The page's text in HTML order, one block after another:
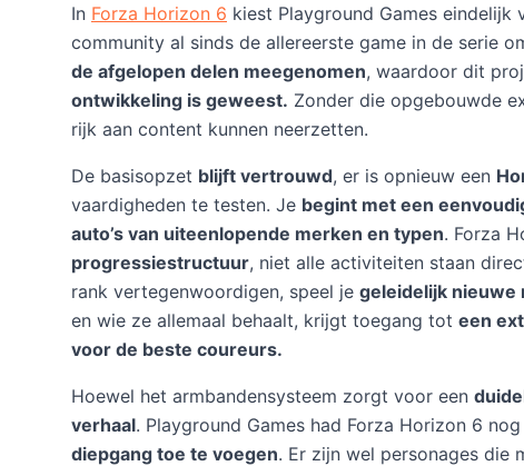
In Forza Horizon 6 kiest Playground Games eindelijk
community al sinds de allereerste game in de serie
de afgelopen delen meegenomen, waardoor dit
ontwikkeling is geweest. Zonder die opgebouwde
rijk aan content kunnen neerzetten.
De basisopzet blijft vertrouwd, er is opnieuw een
vaardigheden te testen. Je begint met een
auto’s van uiteenlopende merken en typen. Forza
progressiestructuur, niet alle activiteiten staan
rank vertegenwoordigen, speel je geleidelijk nieuwe
en wie ze allemaal behaalt, krijgt toegang tot een
voor de beste coureurs.
Hoewel het armbandensysteem zorgt voor een
verhaal. Playground Games had Forza Horizon 6
diepgang toe te voegen. Er zijn wel personages die